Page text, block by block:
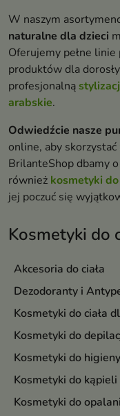
Kosmetyki do
Akcesoria do ciała
Dezodoranty i
Kosmetyki do ciała
Kosmetyki do
Kosmetyki do
Kosmetyki do kąpieli
Kosmetyki do
W naszym
naturalne dla dzieci
Oferujemy pełne
produktów dla
profesjonalną
arabskie.
Odwiedźcie nasze
online, aby
BrilanteShop dbamy o
również kosmetyki
jej poczuć się